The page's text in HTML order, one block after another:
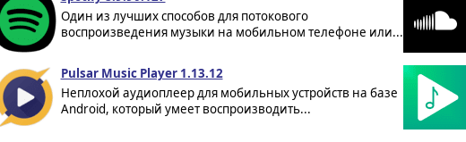
Один из лучших способов для потокового
воспроизведения музыки на мобильном телефоне или...
Pulsar Music Player 1.13.12
Неплохой аудиоплеер для мобильных устройств на базе
Android, который умеет воспроизводить...